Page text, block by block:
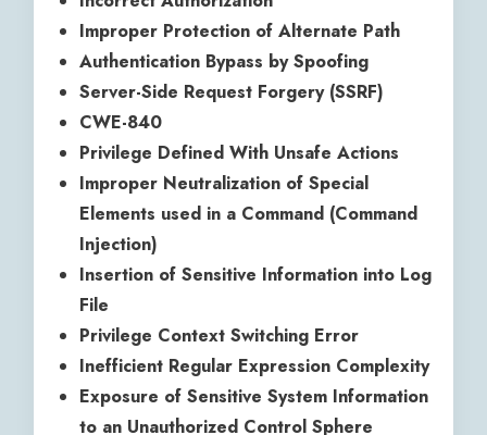
Improper Protection of Alternate Path
Authentication Bypass by Spoofing
Server-Side Request Forgery (SSRF)
CWE-840
Privilege Defined With Unsafe Actions
Improper Neutralization of Special
Elements used in a Command (Command
Injection)
Insertion of Sensitive Information into Log
File
Privilege Context Switching Error
Inefficient Regular Expression Complexity
Exposure of Sensitive System Information
to an Unauthorized Control Sphere